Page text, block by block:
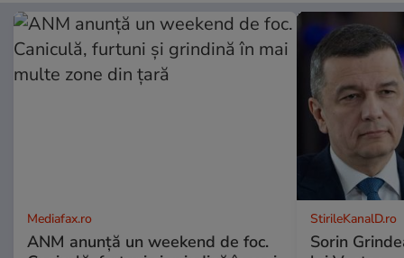
Mediafax.ro
ANM anunță un weekend de foc.
StirileKanalD.ro
Sorin